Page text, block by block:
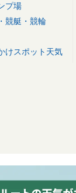
プ場
競艇・競輪
けスポット天気